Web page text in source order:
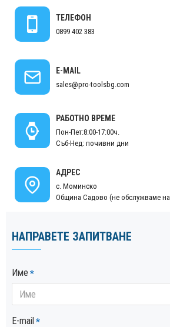
ТЕЛЕФОН
0899 402 383
E-MAIL
sales@pro-toolsbg.com
РАБОТНО ВРЕМЕ
Пон-Пет:8:00-17:00ч.
Съб-Нед: почивни дни
АДРЕС
с. Моминско
Община Садово (не обслужваме
НАПРАВЕТЕ ЗАПИТВАНЕ
Име
E-mail